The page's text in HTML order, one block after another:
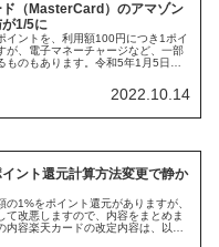
ド（MasterCard）のアマゾン
1/5に
イントを、利用額100円につき1ポイ
が、電子マネーチャージなど、一部
ものもあります。令和5年1月5日か
2022.10.14
イント還元計算方法変更で静か
の1%をポイント還元がありますが、
て改悪しますので、内容をまとめま
内容楽天カードの改定内容は、以下